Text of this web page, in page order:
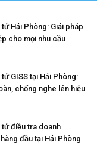
Hải Phòng: Giải pháp
cho mọi nhu cầu
GISS tại Hải Phòng:
chống nghe lén hiệu
tử điều tra doanh
đầu tại Hải Phòng